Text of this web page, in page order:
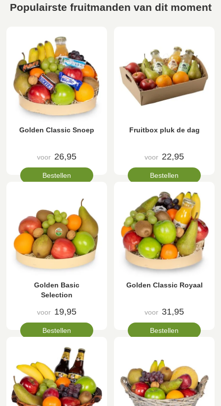
Populairste fruitmanden van dit moment
Golden Classic Snoep
voor 26,95
Bestellen
Fruitbox pluk de dag
voor 22,95
Bestellen
Golden Basic
Selection
voor 19,95
Bestellen
Golden Classic Royaal
voor 31,95
Bestellen